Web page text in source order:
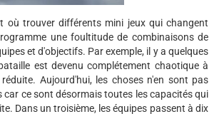
où trouver différents mini jeux qui changent
une foultitude de combinaisons de
et d'objectifs. Par exemple, il y a quelques
est devenu complétement chaotique à
Aujourd'hui, les choses n'en sont pas
car ce sont désormais toutes les capacités qui
Dans un troisième, les équipes passent à dix